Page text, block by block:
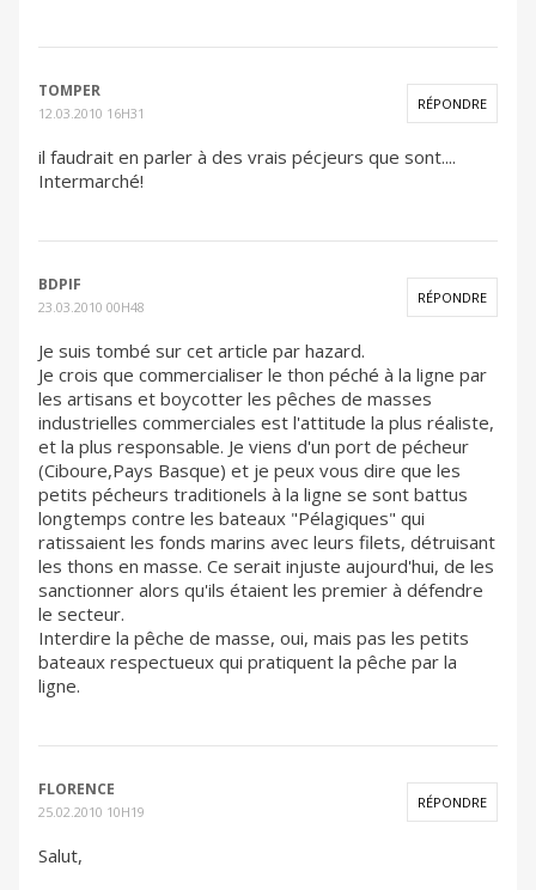
TOMPER
12.03.2010 16H31
RÉPONDRE
il faudrait en parler à des vrais pécjeurs que sont....
Intermarché!
BDPIF
23.03.2010 00H48
RÉPONDRE
Je suis tombé sur cet article par hazard.
Je crois que commercialiser le thon péché à la ligne par
les artisans et boycotter les pêches de masses
industrielles commerciales est l'attitude la plus réaliste,
et la plus responsable. Je viens d'un port de pécheur
(Ciboure,Pays Basque) et je peux vous dire que les
petits pécheurs traditionels à la ligne se sont battus
longtemps contre les bateaux "Pélagiques" qui
ratissaient les fonds marins avec leurs filets, détruisant
les thons en masse. Ce serait injuste aujourd'hui, de les
sanctionner alors qu'ils étaient les premier à défendre
le secteur.
Interdire la pêche de masse, oui, mais pas les petits
bateaux respectueux qui pratiquent la pêche par la
ligne.
FLORENCE
25.02.2010 10H19
RÉPONDRE
Salut,